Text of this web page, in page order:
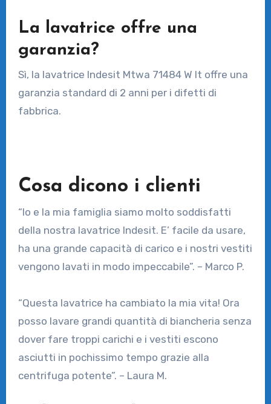
La lavatrice offre una
garanzia?
Sì, la lavatrice Indesit Mtwa 71484 W It offre una
garanzia standard di 2 anni per i difetti di
fabbrica.
Cosa dicono i clienti
“Io e la mia famiglia siamo molto soddisfatti
della nostra lavatrice Indesit. E’ facile da usare,
ha una grande capacità di carico e i nostri vestiti
vengono lavati in modo impeccabile”. – Marco P.
“Questa lavatrice ha cambiato la mia vita! Ora
posso lavare grandi quantità di biancheria senza
dover fare troppi carichi e i vestiti escono
asciutti in pochissimo tempo grazie alla
centrifuga potente”. – Laura M.